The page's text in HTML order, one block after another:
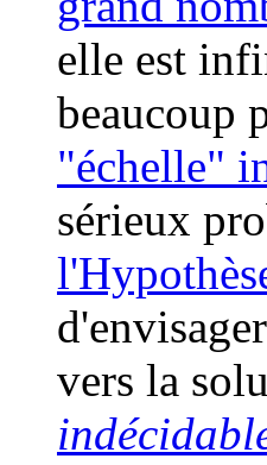
elle est
beaucoup
"échelle"
sérieux
vers la